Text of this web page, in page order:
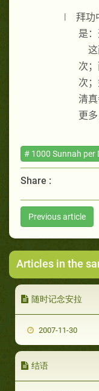
l
拜功
是
次
次
清
更
# 1000 Sunnah per
Share :
Previous article
Articles in the
随时记念安拉
2007-11-30
结语